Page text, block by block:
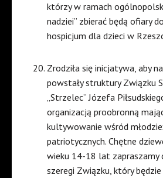
którzy w ramach
nadziei” zbierać będą ofiary
hospicjum dla dzieci w
Zrodziła się inicjatywa, aby
powstały struktury Związku
„Strzelec” Józefa
organizacją proobronną
kultywowanie wśród
patriotycznych. Chętne
wieku 14-18 lat zapraszamy
szeregi Związku, który